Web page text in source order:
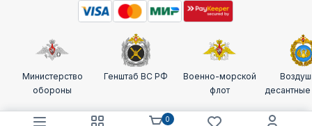
Министерство
обороны
Генштаб ВС РФ
Военно-морской
флот
десантные
0